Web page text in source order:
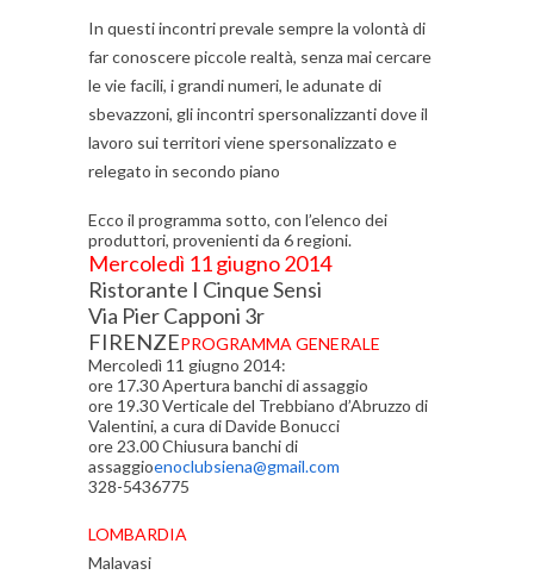
In questi incontri prevale sempre la volontà di
far conoscere piccole realtà, senza mai cercare
le vie facili, i grandi numeri, le adunate di
sbevazzoni, gli incontri spersonalizzanti dove il
lavoro sui territori viene spersonalizzato e
relegato in secondo piano
Ecco il programma sotto, con l’elenco dei
produttori, provenienti da 6 regioni.
Mercoledì 11 giugno 2014
Ristorante I Cinque Sensi
Via Pier Capponi 3r
FIRENZEPROGRAMMA GENERALE
Mercoledì 11 giugno 2014:
ore 17.30 Apertura banchi di assaggio
ore 19.30 Verticale del Trebbiano d’Abruzzo di
Valentini, a cura di Davide Bonucci
ore 23.00 Chiusura banchi di
assaggioenoclubsiena@gmail.com
328-5436775
LOMBARDIA
Malavasi